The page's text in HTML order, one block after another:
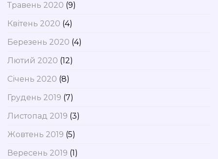
Травень 2020 (9)
Квітень 2020 (4)
Березень 2020 (4)
Лютий 2020 (12)
Січень 2020 (8)
Грудень 2019 (7)
Листопад 2019 (3)
Жовтень 2019 (5)
Вересень 2019 (1)